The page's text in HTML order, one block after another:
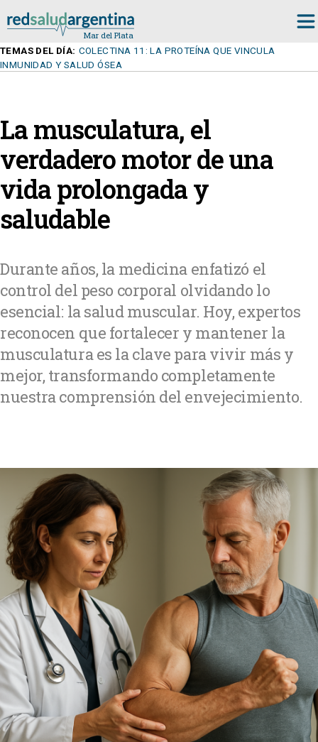
TEMAS DEL DÍA: COLECTINA 11: LA PROTEÍNA QUE VINCULA
INMUNIDAD Y SALUD ÓSEA
La musculatura, el
verdadero motor de una
vida prolongada y
saludable
Durante años, la medicina enfatizó el
control del peso corporal olvidando lo
esencial: la salud muscular. Hoy, expertos
reconocen que fortalecer y mantener la
musculatura es la clave para vivir más y
mejor, transformando completamente
nuestra comprensión del envejecimiento.